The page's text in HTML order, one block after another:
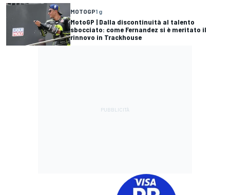
MOTOGP1 g
MotoGP | Dalla discontinuità al talento
sbocciato: come Fernandez si è meritato il
rinnovo in Trackhouse